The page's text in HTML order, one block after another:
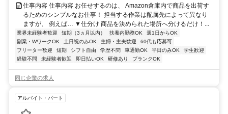
仕事内容 仕事内容 お任せするのは、 Amazon倉庫内で商品を出荷す
るためのシンプルなお仕事！ 担当する作業は配属先によって異なり
ますが、 例えば… ▼仕分け 商品を決められた場所へ分けるだけ！...
業界未経験者歓迎 短期（3ヵ月以内） 扶養内勤務OK
週1日からOK
副業・WワークOK
土日祝のみOK 主婦・主夫歓迎
60代も応募可
フリーター歓迎
短期 シフト自由 学歴不問 車通勤OK 平日のみOK
学生歓迎
経験不問
未経験者歓迎 即日払いOK 研修あり ブランクOK
同じ企業の求人
アルバイト・パート